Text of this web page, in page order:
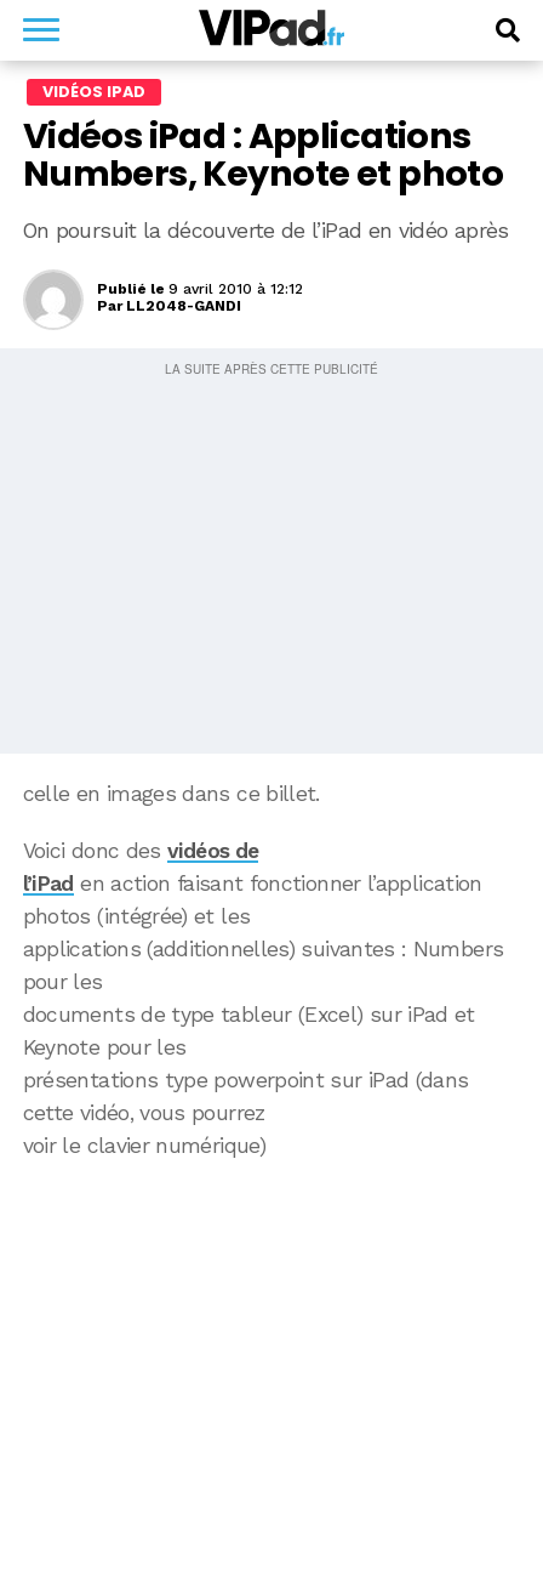
VIDÉOS IPAD
Vidéos iPad : Applications
Numbers, Keynote et photo
On poursuit la découverte de l’iPad en vidéo après
Publié le 9 avril 2010 à 12:12
Par LL2048-GANDI
celle en images dans ce billet.
Voici donc desvidéos de
l’iPad en action faisant fonctionner l’application
photos (intégrée) et les
applications (additionnelles) suivantes : Numbers
pour les
documents de type tableur (Excel) sur iPad et
Keynote pour les
présentations type powerpoint sur iPad (dans
cette vidéo, vous pourrez
voir le clavier numérique)